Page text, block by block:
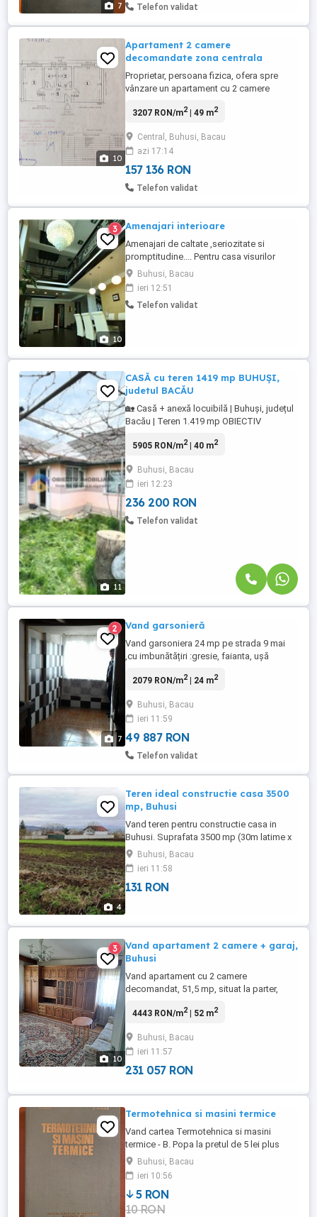
7 Telefon validat
10
Apartament 2 camere
decomandate zona centrala
Proprietar, persoana fizica, ofera spre
vânzare un apartament cu 2 camere
zonă foarte bine poziționată, aproape de
de interes. Cu o suprafață utila de 49 mp,
proprietatea reprezintă o oportunitate
excelentă pentru cei care ...
3207 RON/m2| 49 m2
Central, Buhusi, Bacau
azi 17:14
157 136 RON
Telefon validat
10
3 Amenajari interioare
Amenajari de caltate ,seriozitate si
promptitudine.... Pentru casa visurilor
voastre apelati cu incredere...
Buhusi, Bacau
ieri 12:51
Telefon validat
11
CASĂ cu teren 1419 mp BUHUȘI,
judetul BACĂU
🏡 Casă + anexă locuibilă | Buhuși, județul
Bacău | Teren 1.419 mp OBIECTIV
proprietate situată în orașul Buhuși, ideală
casă principală și anexă locuibilă,
amplasate pe un teren generos. 🏠 Casa
principală: Construcție din ...
5905 RON/m2| 40 m2
Buhusi, Bacau
ieri 12:23
236 200 RON
Telefon validat
7
2 Vand garsonieră
Vand garsoniera 24 mp pe strada 9 mai
,cu imbunătățiri :gresie, faianta, ușă
electrică si sanitară nouă ,fără gaz .
2079 RON/m2| 24 m2
Buhusi, Bacau
ieri 11:59
49 887 RON
Telefon validat
4
Teren ideal constructie casa 3500
mp, Buhusi
Vand teren pentru constructie casa in
Buhusi. Suprafata 3500 mp (30m latime x
115m lungime aprox), cu deschidere la
strada pe toata lungimea parcelei, la 100m
de DN15. Facilitati: electricitate, gaz, apa
potabila, apa de izvor prin cadere, drum
Buhusi, Bacau
ieri 11:58
131 RON
10
3
Vand apartament 2 camere + garaj,
Buhusi
Vand apartament cu 2 camere
decomandat, 51,5 mp, situat la parter,
geamurile, boxa la subsol, aflat în zonă
apartamente la demisol. Garaj acoperit
situat in fata blocului 20 mp (4mp x 5mp),
construit din BCA, inclus in ...
4443 RON/m2| 52 m2
Buhusi, Bacau
ieri 11:57
231 057 RON
Termotehnica si masini termice
Vand cartea Termotehnica si masini
termice - B. Popa la pretul de 5 lei plus
taxa de transport prin Posta Romana cu
plata ramburs . Livrare personala in
BACAU, Roman, PIATRA NEAMT si Buhuşi
fara taxa de transport .
Buhusi, Bacau
ieri 10:56
5 RON
10 RON